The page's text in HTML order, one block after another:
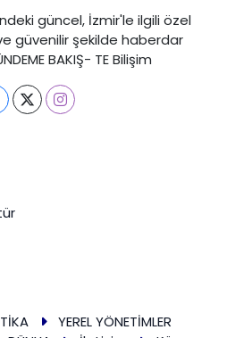
güncel, İzmir'le ilgili özel
güvenilir şekilde haberdar
BAKIŞ- TE Bilişim
YEREL YÖNETİMLER